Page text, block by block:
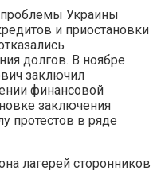
Украины
и приостановки
долгов. В ноябре
заключил
финансовой
заключения
протестов в ряде
лагерей сторонников